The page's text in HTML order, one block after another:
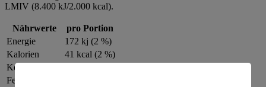
LMIV (8.400 kJ/2.000 kcal).
Nährwerte
pro Portion
Energie
172 kj (2 %)
Kalorien
41 kcal (2 %)
Kohlenhydrate
Fett